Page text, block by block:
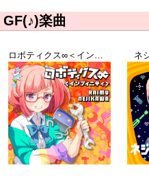
GF(♪)楽曲
ネ